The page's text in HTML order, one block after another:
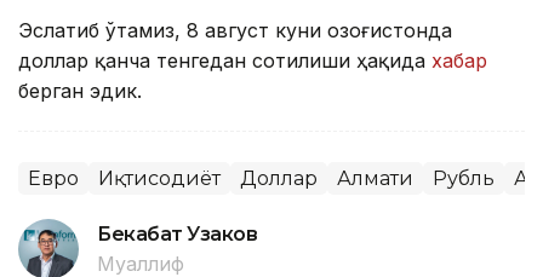
Эслатиб ўтамиз, 8 август куни Қозоғистонда
доллар қанча тенгедан сотилиши ҳақида хабар
берган эдик.
Евро Иқтисодиёт Доллар Алмати Рубль
Бекабат Узаков
Муаллиф